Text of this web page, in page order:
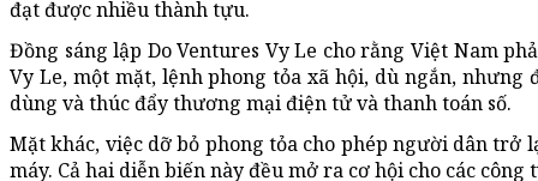
đạt được nhiều thành tựu.
Đồng sáng lập Do Ventures Vy Le cho rằng Việt Nam
Vy Le, một mặt, lệnh phong tỏa xã hội, dù ngắn,
dùng và thúc đẩy thương mại điện tử và thanh toán số.
Mặt khác, việc dỡ bỏ phong tỏa cho phép người dân trở
máy. Cả hai diễn biến này đều mở ra cơ hội cho các công